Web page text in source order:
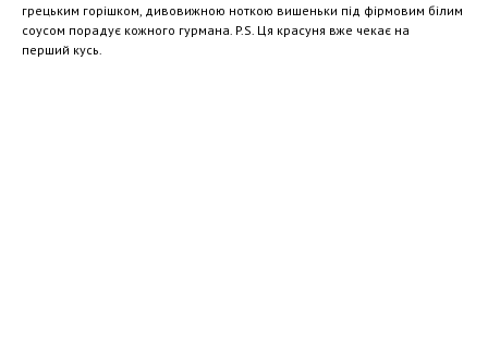
грецьким горішком, дивовижною ноткою вишеньки під фірмовим білим
соусом порадує кожного гурмана. P.S. Ця красуня вже чекає на
перший кусь.